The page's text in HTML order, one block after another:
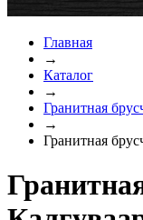
Главная
→
Каталог
→
Гранитная
→
Гранитная